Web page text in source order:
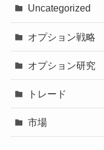
Uncategorized
オプション戦略
オプション研究
トレード
市場